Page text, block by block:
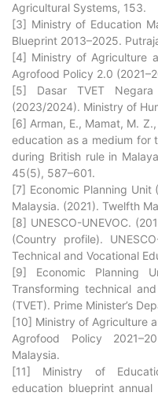
Agricultural Systems, 153.
[3] Ministry of Education
Blueprint 2013–2025.
[4] Ministry of Agriculture
Agrofood Policy 2.0
[5] Dasar TVET
(2023/2024). Ministry of
[6] Arman, E., Mamat, M.
education as a medium for
during British rule in
45(5), 587–601.
[7] Economic Planning Unit
Malaysia. (2021). Twelfth
[8] UNESCO-UNEVOC.
(Country profile).
Technical and Vocational
[9] Economic Planning
Transforming technical
(TVET). Prime Minister’s
[10] Ministry of Agriculture
Agrofood Policy
Malaysia.
[11] Ministry of
education blueprint